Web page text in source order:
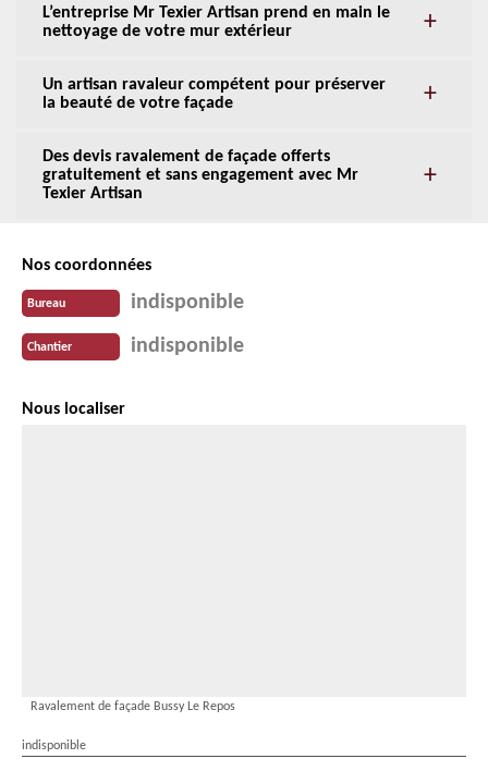
L’entreprise Mr Texier Artisan prend en main le
nettoyage de votre mur extérieur
Un artisan ravaleur compétent pour préserver
la beauté de votre façade
Des devis ravalement de façade offerts
gratuitement et sans engagement avec Mr
Texier Artisan
Nos coordonnées
Bureau indisponible
Chantier indisponible
Nous localiser
Ravalement de façade Bussy Le Repos
indisponible